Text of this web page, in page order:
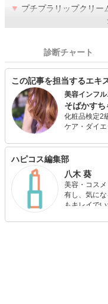
▼ プチプラリップクリー
診断チャート
この記事を担当するエキ
美容インフ
そばかすち
化粧品検定2
ケア・ダイエッ
いと評判。
つまでも愛さ
れるお手伝い
ハピコス編集部
八木 葵
美容・コス
有し、気に
もキレイで